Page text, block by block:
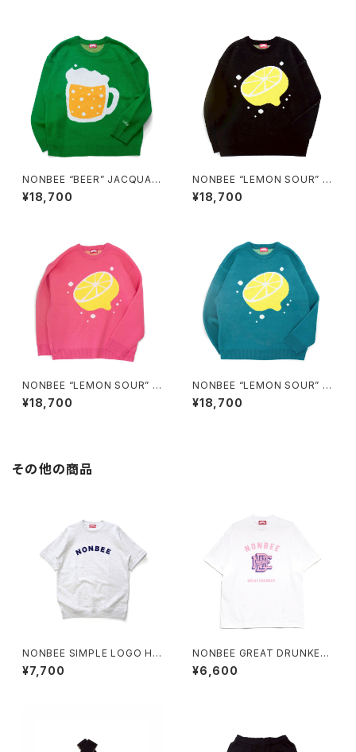
NONBEE “BEER” JACQUAR
D KNIT green
¥18,700
NONBEE “LEMON SOUR” J
ACQUARD KNIT black
¥18,700
NONBEE “LEMON SOUR” J
ACQUARD KNIT pink
¥18,700
NONBEE “LEMON SOUR” J
ACQUARD KNIT blue-gree
n
¥18,700
その他の商品
NONBEE SIMPLE LOGO HA
LF SLEEVE SWEAT ash-gre
y
¥7,700
NONBEE GREAT DRUNKER
TEE white
¥6,600